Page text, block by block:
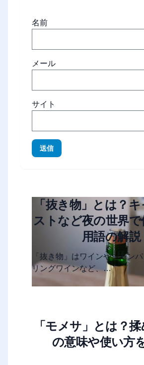
名前
メール
サイト
送信
「抜き物」とは？
ストなど夜の世界
用語の解説
「抜き物」はワインやシャン
リングワインなど、…
「モメサ」とは？
の意味や使い方